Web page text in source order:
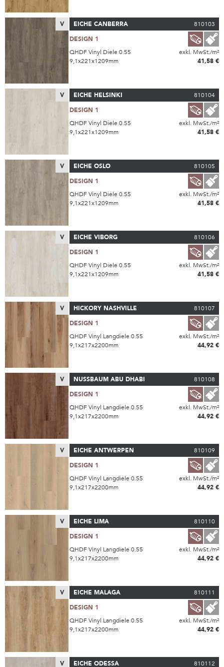
V EICHE CANBERRA
810103
DESIGN 1
QHDF Vinyl Diele 0.55
exkl. MwSt./m²
9,1x221x1209mm
41,58 €
V EICHE HELSINKI
810104
DESIGN 1
QHDF Vinyl Diele 0.55
exkl. MwSt./m²
9,1x221x1209mm
41,58 €
V EICHE OSLO
810105
DESIGN 1
QHDF Vinyl Diele 0.55
exkl. MwSt./m²
9,1x221x1209mm
41,58 €
V EICHE VIBORG
810106
DESIGN 1
QHDF Vinyl Diele 0.55
exkl. MwSt./m²
9,1x221x1209mm
41,58 €
V HICKORY NASHVILLE
810107
DESIGN 1
QHDF Vinyl Langdiele 0.55
exkl. MwSt./m²
9,1x217x2200mm
44,92 €
V NUSSBAUM ABU DHABI
810108
DESIGN 1
QHDF Vinyl Langdiele 0.55
exkl. MwSt./m²
9,1x217x2200mm
44,92 €
V EICHE ANTWERPEN
810109
DESIGN 1
QHDF Vinyl Langdiele 0.55
exkl. MwSt./m²
9,1x217x2200mm
44,92 €
V EICHE LIMA
810110
DESIGN 1
QHDF Vinyl Langdiele 0.55
exkl. MwSt./m²
9,1x217x2200mm
44,92 €
V EICHE MALAGA
810111
DESIGN 1
QHDF Vinyl Langdiele 0.55
exkl. MwSt./m²
9,1x217x2200mm
44,92 €
V EICHE ODESSA 810112